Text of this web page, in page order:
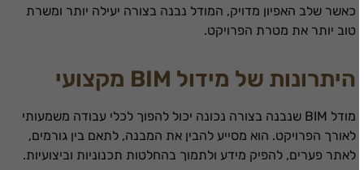
כאשר שלב האפיון מדויק, המודל נבנה בצורה יעילה יותר ומשרת
טוב יותר את מטרת הפרויקט.
היתרונות של מידול BIM מקצועי
מודל BIM שנבנה בצורה נכונה יכול להפוך לכלי עבודה משמעותי
לאורך הפרויקט. הוא מסייע להבין את המבנה, לתאם בין גורמים,
לאתר פערים, להפיק מידע ולתמוך בהחלטות תכנוניות וביצועיות.
הכרחי
Cookie אלו